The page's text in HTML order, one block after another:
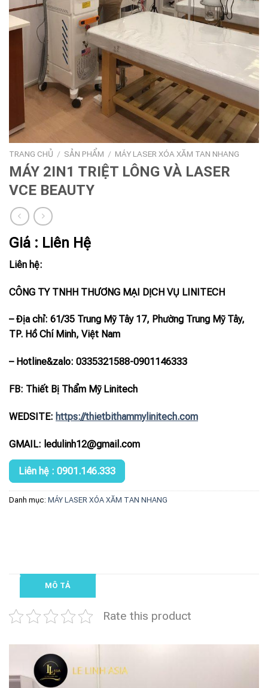
TRANG CHỦ / SẢN PHẨM / MÁY LASER XÓA XĂM TAN NHANG
MÁY 2IN1 TRIỆT LÔNG VÀ LASER
VCE BEAUTY
Giá : Liên Hệ
Liên hệ:
CÔNG TY TNHH THƯƠNG MẠI DỊCH VỤ LINITECH
– Địa chỉ: 61/35 Trung Mỹ Tây 17, Phường Trung Mỹ Tây,
TP. Hồ Chí Minh, Việt Nam
– Hotline&zalo: 0335321588-0901146333
FB: Thiết Bị Thẩm Mỹ Linitech
WEDSITE: https://thietbithammylinitech.com
GMAIL: ledulinh12@gmail.com
Liên hệ : 0901.146.333
Danh mục: MÁY LASER XÓA XĂM TAN NHANG
MÔ TẢ
Rate this product